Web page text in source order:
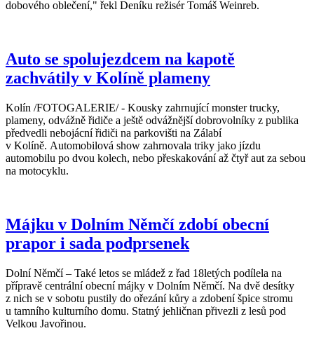
dobového oblečení," řekl Deníku režisér Tomáš Weinreb.
Auto se spolujezdcem na kapotě
zachvátily v Kolíně plameny
Kolín /FOTOGALERIE/ - Kousky zahrnující monster trucky,
plameny, odvážně řidiče a ještě odvážnější dobrovolníky z publika
předvedli nebojácní řidiči na parkovišti na Zálabí
v Kolíně. Automobilová show zahrnovala triky jako jízdu
automobilu po dvou kolech, nebo přeskakování až čtyř aut za sebou
na motocyklu.
Májku v Dolním Němčí zdobí obecní
prapor i sada podprsenek
Dolní Němčí – Také letos se mládež z řad 18letých podílela na
přípravě centrální obecní májky v Dolním Němčí. Na dvě desítky
z nich se v sobotu pustily do ořezání kůry a zdobení špice stromu
u tamního kulturního domu. Statný jehličnan přivezli z lesů pod
Velkou Javořinou.